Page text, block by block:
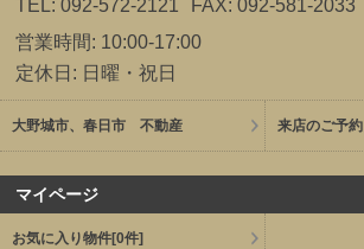
TEL: 092-572-2121
FAX: 092-581-2033
営業時間: 10:00-17:00
定休日: 日曜・祝日
大野城市、春日市 不動産 来店のご予約
マイページ
お気に入り物件[0件]